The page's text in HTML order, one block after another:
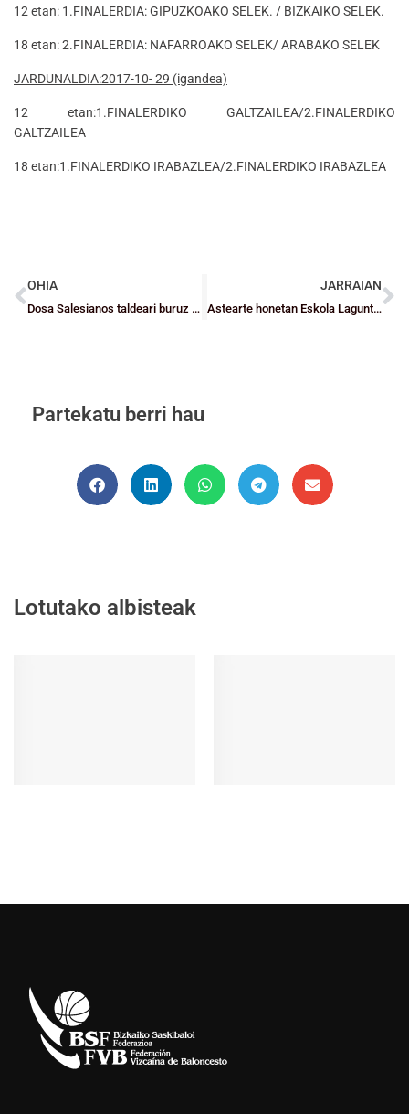
12 etan: 1.FINALERDIA: GIPUZKOAKO SELEK. / BIZKAIKO SELEK.
18 etan: 2.FINALERDIA: NAFARROAKO SELEK/ ARABAKO SELEK
JARDUNALDIA:2017-10- 29 (igandea)
12 etan:1.FINALERDIKO GALTZAILEA/2.FINALERDIKO
GALTZAILEA
18 etan:1.FINALERDIKO IRABAZLEA/2.FINALERDIKO IRABAZLEA
OHIA
Dosa Salesianos taldeari buruz hitz egitea tokatzen da…
JARRAIAN
Astearte honetan Eskola Laguntzailea Programaren bilera
Partekatu berri hau
Lotutako albisteak